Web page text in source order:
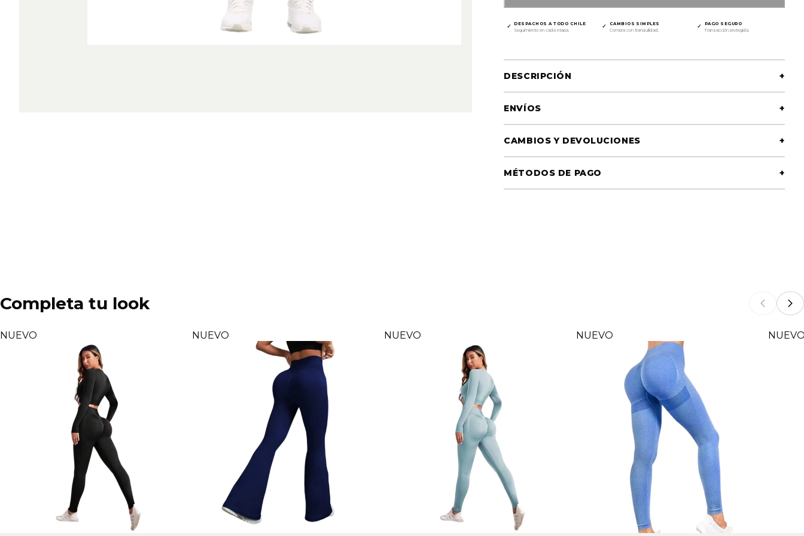
✓ DESPACHOS A TODO CHILE
Seguimiento en cada etapa.
✓
CAMBIOS SIMPLES
Compra con tranquilidad.
✓
PAGO SEGURO
Transacción protegida.
DESCRIPCIÓN +
ENVÍOS +
CAMBIOS Y DEVOLUCIONES +
MÉTODOS DE PAGO +
Completa tu look
NUEVO NUEVO NUEVO NUEVO